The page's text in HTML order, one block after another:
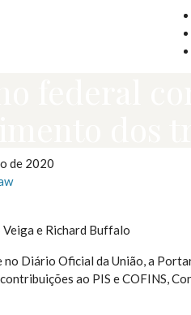
de 2020
Veiga e Richard Buffalo
no Diário Oficial da União, a
ao PIS e COFINS,